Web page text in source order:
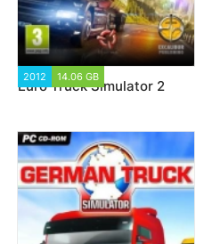
2012 14.06 GB
Euro Truck Simulator 2